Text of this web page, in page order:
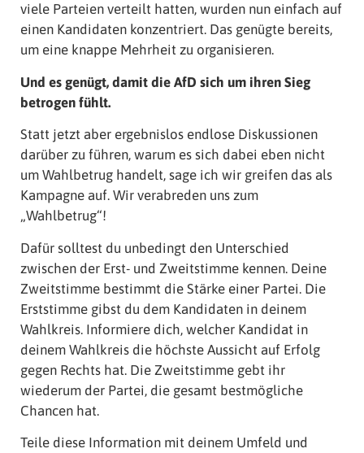
viele Parteien verteilt hatten, wurden nun einfach auf
einen Kandidaten konzentriert. Das genügte bereits,
um eine knappe Mehrheit zu organisieren.
Und es genügt, damit die AfD sich um ihren Sieg
betrogen fühlt.
Statt jetzt aber ergebnislos endlose Diskussionen
darüber zu führen, warum es sich dabei eben nicht
um Wahlbetrug handelt, sage ich wir greifen das als
Kampagne auf. Wir verabreden uns zum
„Wahlbetrug“!
Dafür solltest du unbedingt den Unterschied
zwischen der Erst- und Zweitstimme kennen. Deine
Zweitstimme bestimmt die Stärke einer Partei. Die
Erststimme gibst du dem Kandidaten in deinem
Wahlkreis. Informiere dich, welcher Kandidat in
deinem Wahlkreis die höchste Aussicht auf Erfolg
gegen Rechts hat. Die Zweitstimme gebt ihr
wiederum der Partei, die gesamt bestmögliche
Chancen hat.
Teile diese Information mit deinem Umfeld und